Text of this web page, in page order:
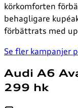
körkomforten
behagligare
förbättrats med
Se fler kampanjer
Audi A6
299 hk